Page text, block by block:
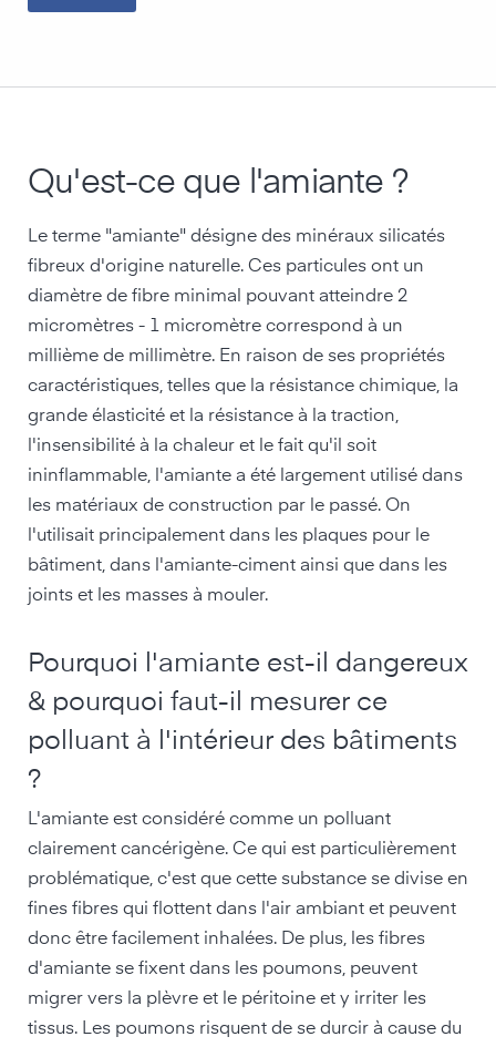
Qu'est-ce que l'amiante ?
Le terme "amiante" désigne des minéraux silicatés
fibreux d'origine naturelle. Ces particules ont un
diamètre de fibre minimal pouvant atteindre 2
micromètres - 1 micromètre correspond à un
millième de millimètre. En raison de ses propriétés
caractéristiques, telles que la résistance chimique, la
grande élasticité et la résistance à la traction,
l'insensibilité à la chaleur et le fait qu'il soit
ininflammable, l'amiante a été largement utilisé dans
les matériaux de construction par le passé. On
l'utilisait principalement dans les plaques pour le
bâtiment, dans l'amiante-ciment ainsi que dans les
joints et les masses à mouler.
Pourquoi l'amiante est-il dangereux
& pourquoi faut-il mesurer ce
polluant à l'intérieur des bâtiments
?
L'amiante est considéré comme un polluant
clairement cancérigène. Ce qui est particulièrement
problématique, c'est que cette substance se divise en
fines fibres qui flottent dans l'air ambiant et peuvent
donc être facilement inhalées. De plus, les fibres
d'amiante se fixent dans les poumons, peuvent
migrer vers la plèvre et le péritoine et y irriter les
tissus. Les poumons risquent de se durcir à cause du